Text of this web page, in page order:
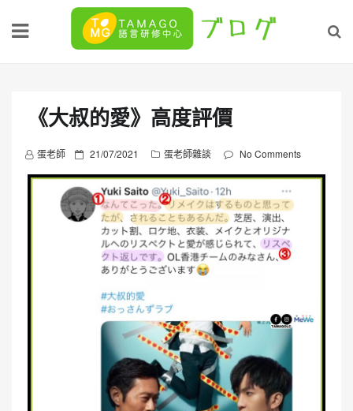
《大叔的愛》高度評價
蛋老師
P
o
s
t
21/07/2021 蛋老師雜談 No Comments